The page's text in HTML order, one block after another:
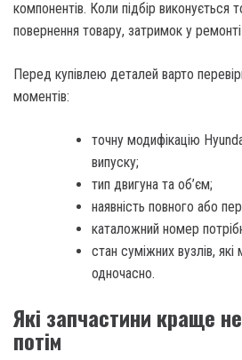
компонентів. Коли підбір виконується
повернення товару, затримок у
Перед купівлею деталей варто
моментів:
точну модифікацію
випуску;
тип двигуна та об’єм;
наявність повного або
каталожний номер
стан суміжних вузлів,
одночасно.
Які запчастини краще
потім